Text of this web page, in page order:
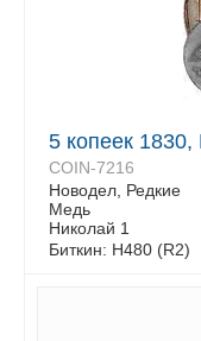
5 копеек
COIN-7216
Новодел, Редкие
Медь
Николай 1
Биткин: H480 (R2)